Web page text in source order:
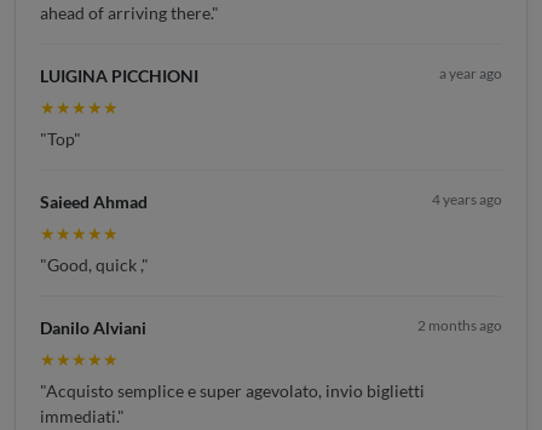
ahead of arriving there."
LUIGINA PICCHIONI a year ago
★★★★★
"Top"
Saieed Ahmad 4 years ago
★★★★★
"Good, quick ,"
Danilo Alviani 2 months ago
★★★★★
"Acquisto semplice e super agevolato, invio biglietti
immediati."